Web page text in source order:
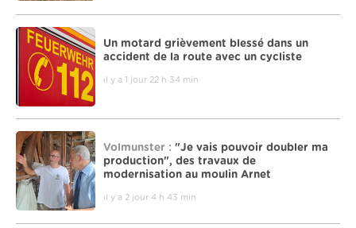
Un motard grièvement blessé dans un
accident de la route avec un cycliste
il y a 1 jour 22 h 34 min
Volmunster : "Je vais pouvoir doubler ma
production", des travaux de
modernisation au moulin Arnet
il y a 2 jour 4 h 43 min